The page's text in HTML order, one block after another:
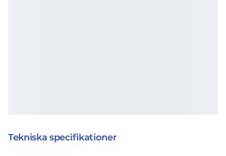
Tekniska specifikationer